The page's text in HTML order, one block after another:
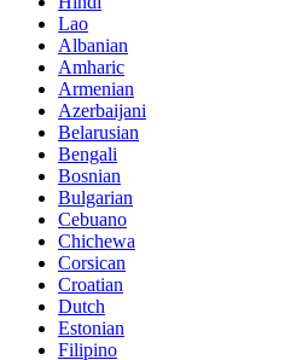
Lao
Albanian
Amharic
Armenian
Azerbaijani
Belarusian
Bengali
Bosnian
Bulgarian
Cebuano
Chichewa
Corsican
Croatian
Dutch
Estonian
Filipino